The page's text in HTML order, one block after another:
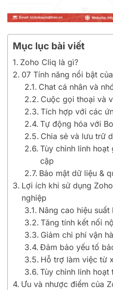
Mục lục bài viết
Zoho Cliq là gì?
07 Tính năng nổi bật
Chat cá nhân và
Cuộc gọi thoại và
Tích hợp với các
Tự động hóa với
Chia sẻ và lưu trữ
Tùy chỉnh linh
cập
Bảo mật dữ liệu &
Lợi ích khi sử dụng
nghiệp
Nâng cao hiệu suất
Tăng tính kết nối
Giảm chi phí vận
Đảm bảo yếu tố
Hỗ trợ làm việc từ
Tùy chỉnh linh hoạt
Ưu và nhược điểm của